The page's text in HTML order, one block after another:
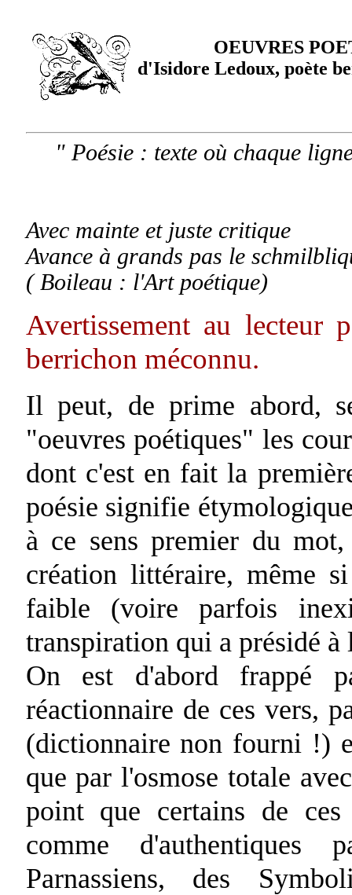
OEUVRES
d'Isidore Ledoux, poète
" Poésie : texte où chaque
Avec mainte et juste critique
Avance à grands pas le
( Boileau : l'Art poétique)
Avertissement au lecteur
berrichon méconnu.
Il peut, de prime abord,
"oeuvres poétiques" les
dont c'est en fait la
poésie signifie
à ce sens premier du
création littéraire, même
faible (voire parfois
transpiration qui a présidé à
On est d'abord frappé
réactionnaire de ces vers,
(dictionnaire non fourni !)
que par l'osmose totale
point que certains de ces
comme d'authentiques
Parnassiens, des